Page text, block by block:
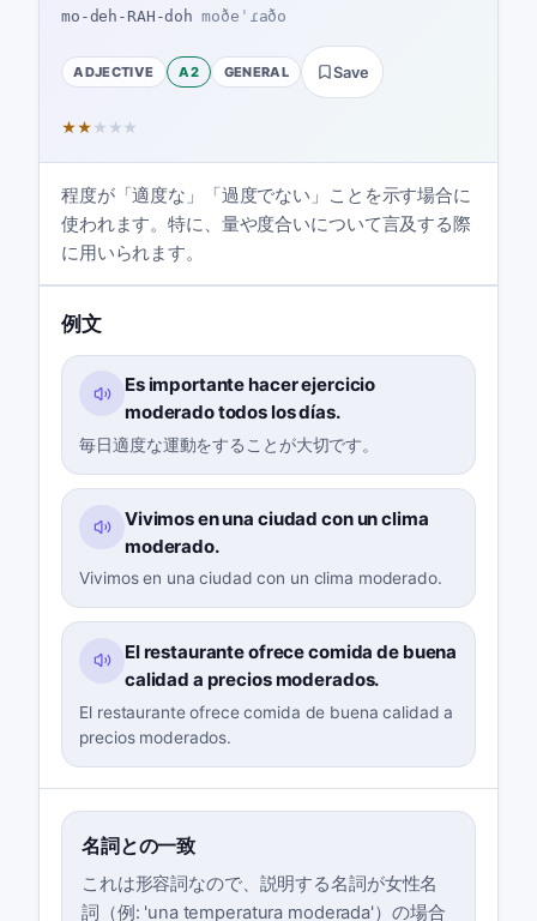
mo-deh-RAH-doh moðeˈɾaðo
ADJECTIVE A2 GENERAL Save
★★ ★ ★ ★
程度が「適度な」「過度でない」ことを示す場合に
使われます。特に、量や度合いについて言及する際
に用いられます。
例文
Es importante hacer ejercicio
moderado todos los días.
毎日適度な運動をすることが大切です。
Vivimos en una ciudad con un clima
moderado.
Vivimos en una ciudad con un clima moderado.
El restaurante ofrece comida de buena
calidad a precios moderados.
El restaurante ofrece comida de buena calidad a
precios moderados.
名詞との一致
これは形容詞なので、説明する名詞が女性名
詞（例: 'una temperatura moderada'）の場合